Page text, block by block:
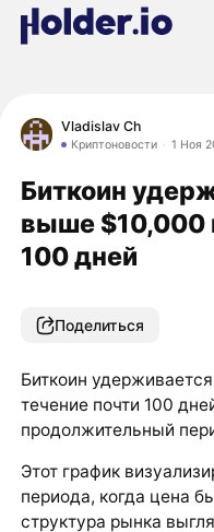
Vladislav Ch
Криптоновости 1 Ноя
Биткоин
выше $10,000
100 дней
Поделиться
Биткоин
течение почти 100
продолжительный
Этот график
периода, когда цена
структура рынка